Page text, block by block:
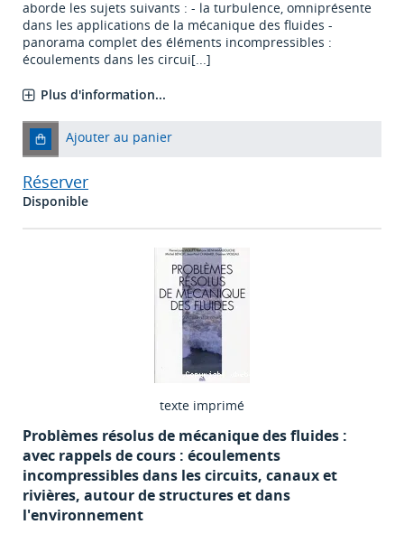
aborde les sujets suivants : - la turbulence, omniprésente
dans les applications de la mécanique des fluides -
panorama complet des éléments incompressibles :
écoulements dans les circui[...]
Plus d'information...
Ajouter au panier
Réserver
Disponible
texte imprimé
Problèmes résolus de mécanique des fluides :
avec rappels de cours : écoulements
incompressibles dans les circuits, canaux et
rivières, autour de structures et dans
l'environnement